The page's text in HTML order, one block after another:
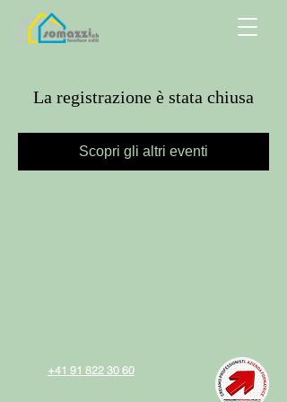
La registrazione è stata chiusa
Scopri gli altri eventi
+41 91 822 30 60